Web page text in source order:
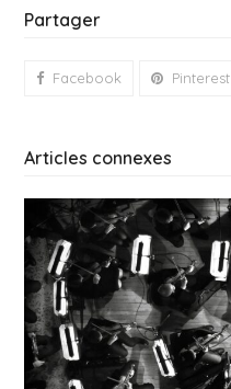
Partager
Facebook Pinterest
Articles connexes